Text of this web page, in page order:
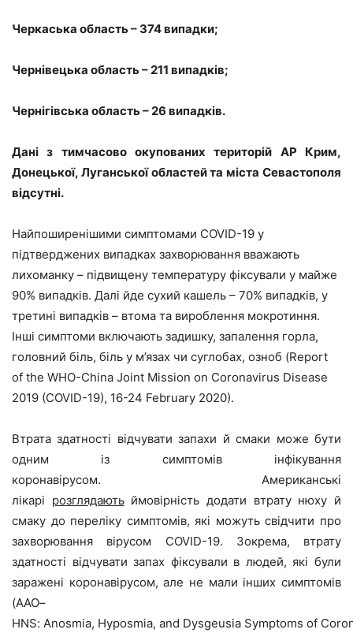
Черкаська область – 374 випадки;
Чернівецька область – 211 випадків;
Чернігівська область – 26 випадків.
Дані з тимчасово окупованих територій АР Крим,
Донецької, Луганської областей та міста Севастополя
відсутні.
Найпоширенішими симптомами COVID-19 у
підтверджених випадках захворювання вважають
лихоманку – підвищену температуру фіксували у майже
90% випадків. Далі йде сухий кашель – 70% випадків, у
третині випадків – втома та вироблення мокротиння.
Інші симптоми включають задишку, запалення горла,
головний біль, біль у м’язах чи суглобах, озноб (Report
of the WHO-China Joint Mission on Coronavirus Disease
2019 (COVID-19), 16-24 February 2020).
Втрата здатності відчувати запахи й смаки може бути
одним із симптомів інфікування
коронавірусом.
Американські
лікарі розглядають ймовірність додати втрату нюху й
смаку до переліку симптомів, які можуть свідчити про
захворювання вірусом COVID-19. Зокрема, втрату
здатності відчувати запах фіксували в людей, які були
заражені коронавірусом, але не мали інших симптомів
(AAO–
HNS: Anosmia, Hyposmia, and Dysgeusia Symptoms of